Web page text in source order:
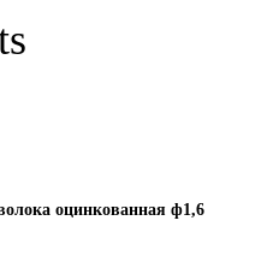
оцинкованная ф1,6